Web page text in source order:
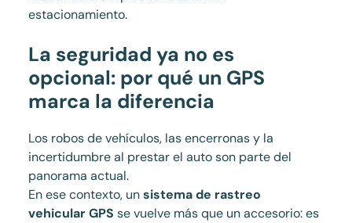
estacionamiento.
La seguridad ya no es
opcional: por qué un GPS
marca la diferencia
Los robos de vehículos, las encerronas y la
incertidumbre al prestar el auto son parte del
panorama actual.
En ese contexto, unsistema de rastreo
vehicular GPS se vuelve más que un accesorio: es